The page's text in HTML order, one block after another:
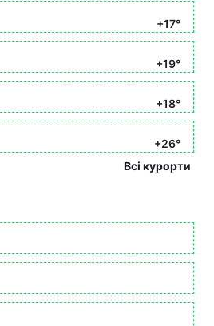
+17°
+19°
+18°
+26°
Всі курорти